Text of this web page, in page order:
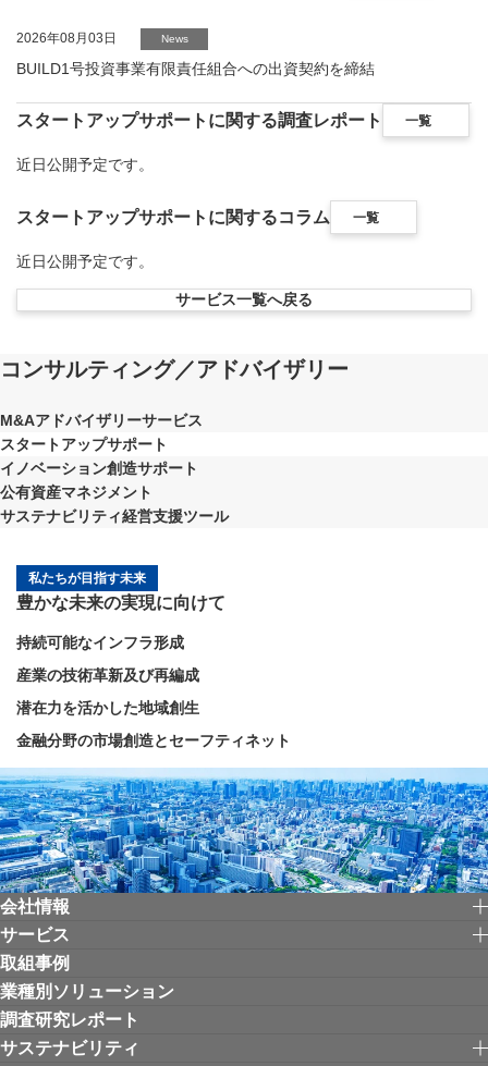
2026年08月03日 News
BUILD1号投資事業有限責任組合への出資契約を締結
スタートアップサポートに関する調査レポート 一覧
近日公開予定です。
スタートアップサポートに関するコラム 一覧
近日公開予定です。
サービス一覧へ戻る
コンサルティング／アドバイザリー
M&Aアドバイザリーサービス
スタートアップサポート
イノベーション創造サポート
公有資産マネジメント
サステナビリティ経営支援ツール
私たちが目指す未来
豊かな未来の実現に向けて
持続可能なインフラ形成
産業の技術革新及び再編成
潜在力を活かした地域創生
金融分野の市場創造とセーフティネット
会社情報
サービス
取組事例
業種別ソリューション
調査研究レポート
サステナビリティ